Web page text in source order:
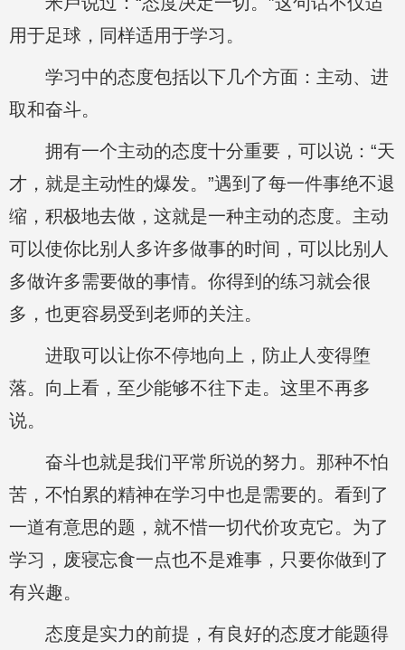
用于足球，同样适用于学习。
学习中的态度包括以下几个方面：主动、进
取和奋斗。
拥有一个主动的态度十分重要，可以说：“天
才，就是主动性的爆发。”遇到了每一件事绝不退
缩，积极地去做，这就是一种主动的态度。主动
可以使你比别人多许多做事的时间，可以比别人
多做许多需要做的事情。你得到的练习就会很
多，也更容易受到老师的关注。
进取可以让你不停地向上，防止人变得堕
落。向上看，至少能够不往下走。这里不再多
说。
奋斗也就是我们平常所说的努力。那种不怕
苦，不怕累的精神在学习中也是需要的。看到了
一道有意思的题，就不惜一切代价攻克它。为了
学习，废寝忘食一点也不是难事，只要你做到了
有兴趣。
态度是实力的前提，有良好的态度才能题得